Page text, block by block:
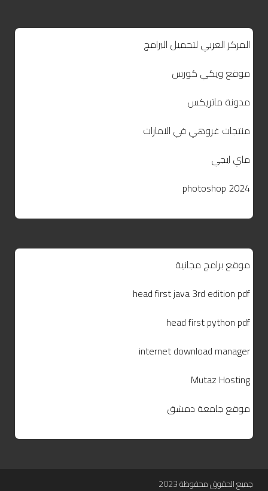
المركز العربي لتحميل البرامج
موقع ويكي كورس
مدونة ماتريكس
منتجات غروهي في الامارات
ماي ايجي
photoshop 2024
موقع برامج مجانية
head first java 3rd edition pdf
head first python pdf
internet download manager
Mutaz Hosting
موقع جامعة دمشق
جميع الحقوق محفوظة 2023